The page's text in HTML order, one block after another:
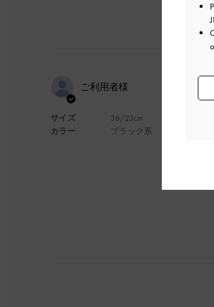
ご利用者様
サイズ
カラー
36/23cm
ブラック系
ヒ
程